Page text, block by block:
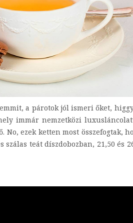
a párotok jól ismeri őket,
immár nemzetközi
No, ezek ketten most összefogtak,
teát díszdobozban, 21,50 és